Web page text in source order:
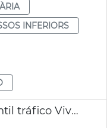
INFERIORS
5.500 visitas parque infantil tráfico Vivers València